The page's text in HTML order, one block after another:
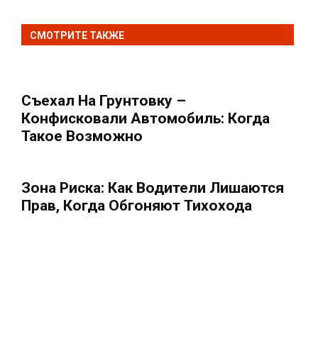
СМОТРИТЕ ТАКЖЕ
Съехал На Грунтовку –
Конфисковали Автомобиль: Когда
Такое Возможно
Зона Риска: Как Водители Лишаются
Прав, Когда Обгоняют Тихохода